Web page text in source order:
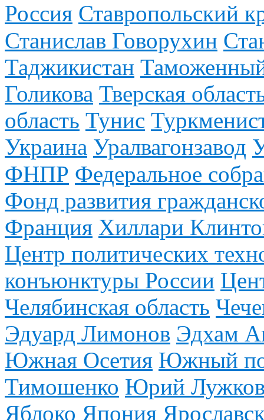
Россия Ставропольский
Станислав Говорухин
Таджикистан
Голикова Тверская
область Тунис
Украина Уралвагонзавод
ФНПР Федеральное
Фонд развития
Франция Хиллари
Центр политических
конъюнктуры России
Челябинская область
Эдуард Лимонов Эдхам
Южная Осетия Южный
Тимошенко Юрий
Яблоко Япония